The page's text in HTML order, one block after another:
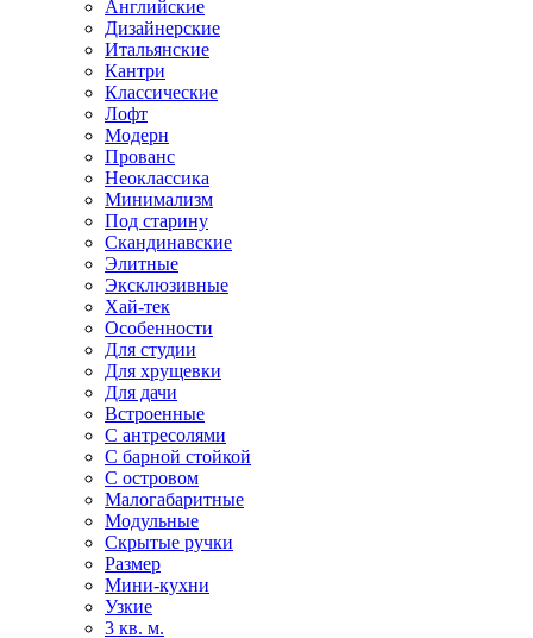
Английские
Дизайнерские
Итальянские
Кантри
Классические
Лофт
Модерн
Прованс
Неоклассика
Минимализм
Под старину
Скандинавские
Элитные
Эксклюзивные
Хай-тек
Особенности
Для студии
Для хрущевки
Для дачи
Встроенные
С антресолями
С барной стойкой
С островом
Малогабаритные
Модульные
Скрытые ручки
Размер
Мини-кухни
Узкие
3 кв. м.